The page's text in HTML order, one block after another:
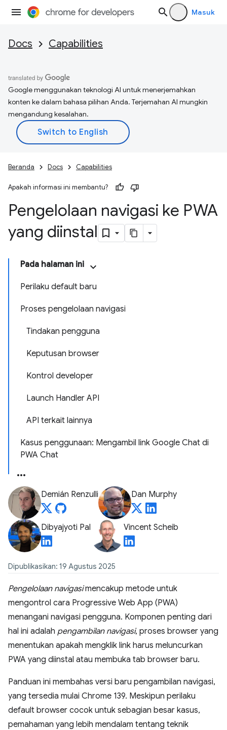
Masuk
Docs Capabilities
Google menggunakan teknologi AI untuk menerjemahkan
konten ke dalam bahasa pilihan Anda. Terjemahan AI mungkin
mengandung kesalahan.
Beranda Docs Capabilities
Apakah informasi ini membantu?
Pengelolaan navigasi ke PWA
yang diinstal
Pada halaman ini
Perilaku default baru
Proses pengelolaan navigasi
Tindakan pengguna
Keputusan browser
Kontrol developer
Launch Handler API
API terkait lainnya
Kasus penggunaan: Mengambil link Google Chat di
PWA Chat
Demián Renzulli Dan Murphy
Dibyajyoti Pal Vincent Scheib
Dipublikasikan: 19 Agustus 2025
Pengelolaan navigasimencakup metode untuk
mengontrol cara Progressive Web App (PWA)
menangani navigasi pengguna. Komponen penting dari
hal ini adalah pengambilan navigasi, proses browser yang
menentukan apakah mengklik link harus meluncurkan
PWA yang diinstal atau membuka tab browser baru.
Panduan ini membahas versi baru pengambilan navigasi,
yang tersedia mulai Chrome 139. Meskipun perilaku
default browser cocok untuk sebagian besar kasus,
pemahaman yang lebih mendalam tentang teknik